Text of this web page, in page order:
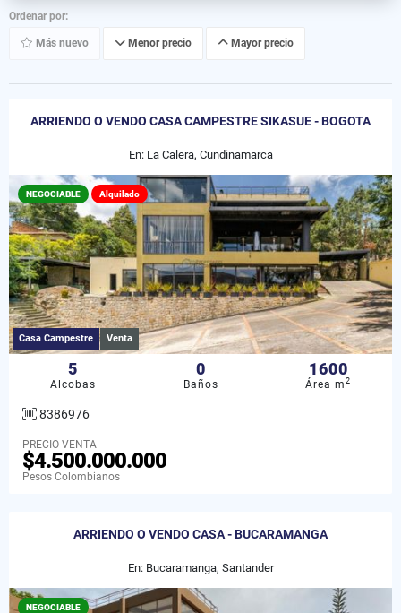
Ordenar por:
Más nuevo Menor precio Mayor precio
ARRIENDO O VENDO CASA CAMPESTRE SIKASUE - BOGOTA
En: La Calera, Cundinamarca
NEGOCIABLE Alquilado
Casa Campestre Venta
5
Alcobas
0
Baños
1600
Área m2
8386976
PRECIO VENTA
$4.500.000.000
Pesos Colombianos
ARRIENDO O VENDO CASA - BUCARAMANGA
En: Bucaramanga, Santander
NEGOCIABLE